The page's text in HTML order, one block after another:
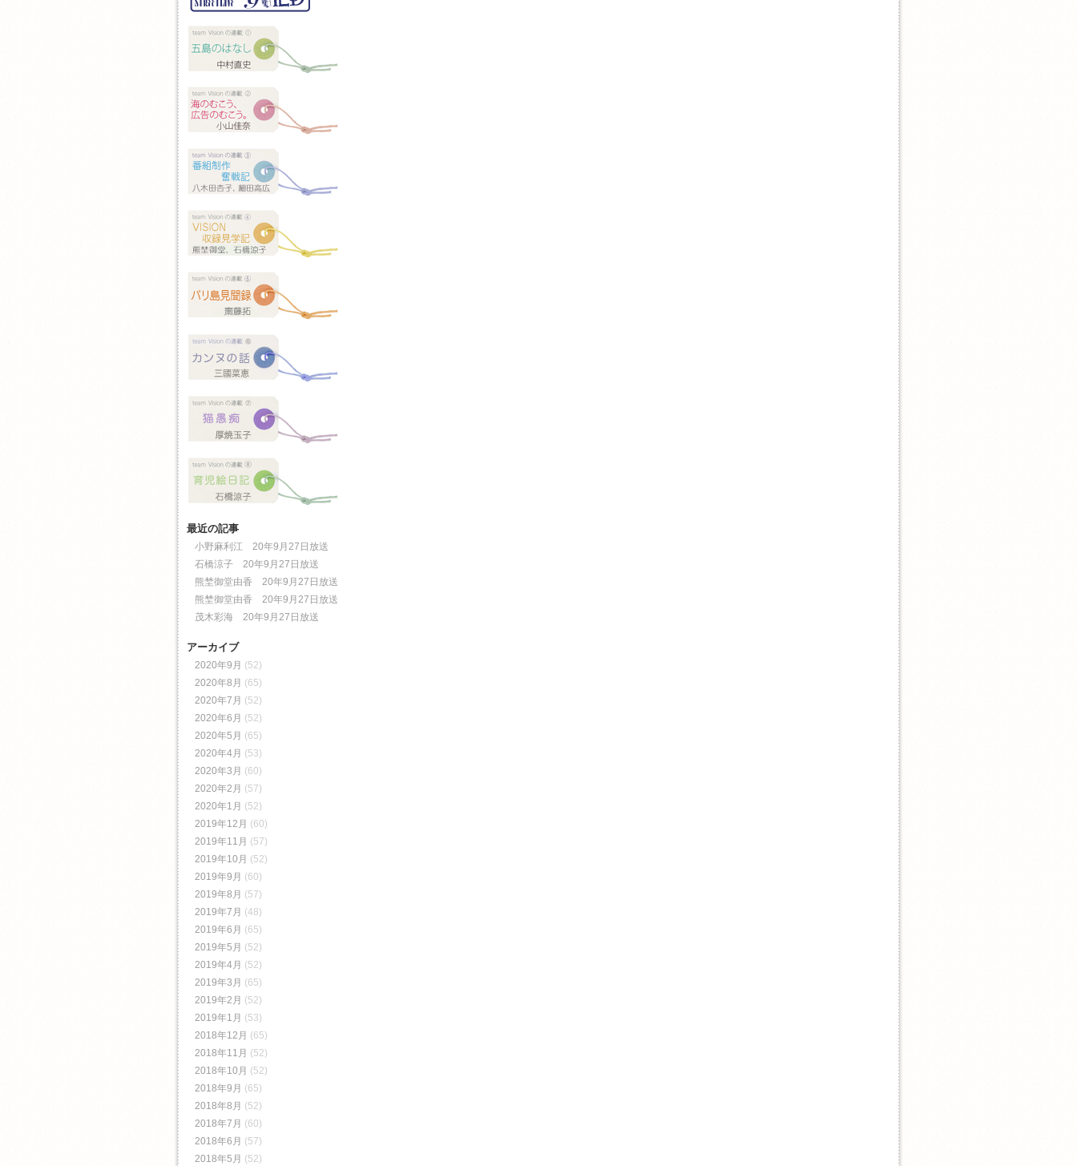
最近の記事
小野麻利江 20年9月27日放送
石橋涼子 20年9月27日放送
熊埜御堂由香 20年9月27日放送
熊埜御堂由香 20年9月27日放送
茂木彩海 20年9月27日放送
アーカイブ
2020年9月 (52)
2020年8月 (65)
2020年7月 (52)
2020年6月 (52)
2020年5月 (65)
2020年4月 (53)
2020年3月 (60)
2020年2月 (57)
2020年1月 (52)
2019年12月 (60)
2019年11月 (57)
2019年10月 (52)
2019年9月 (60)
2019年8月 (57)
2019年7月 (48)
2019年6月 (65)
2019年5月 (52)
2019年4月 (52)
2019年3月 (65)
2019年2月 (52)
2019年1月 (53)
2018年12月 (65)
2018年11月 (52)
2018年10月 (52)
2018年9月 (65)
2018年8月 (52)
2018年7月 (60)
2018年6月 (57)
2018年5月 (52)